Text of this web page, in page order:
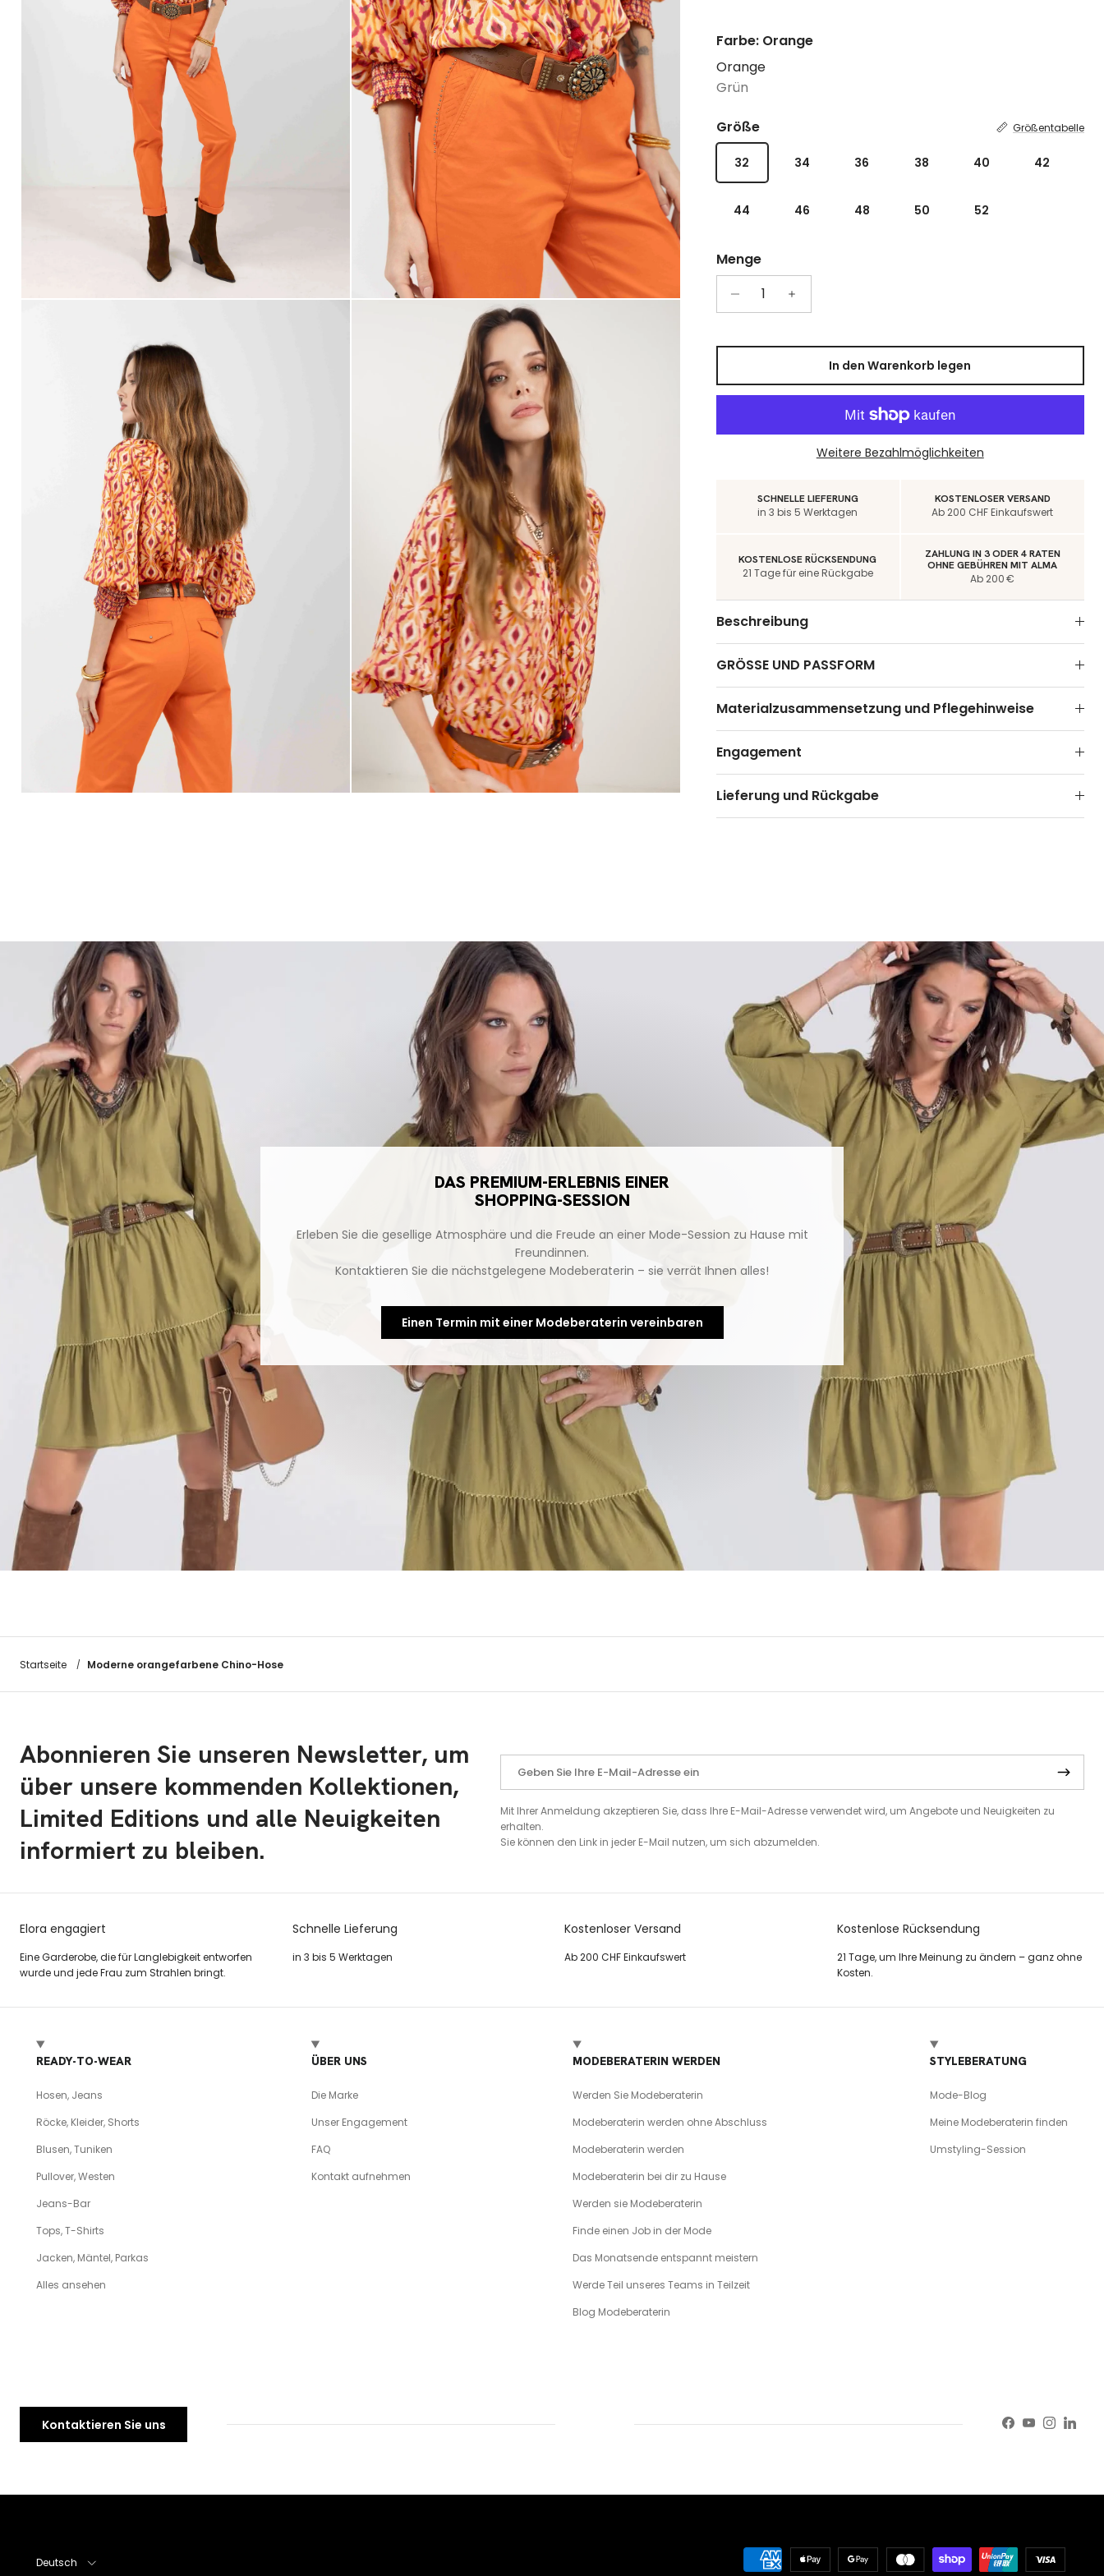
Farbe: Orange
Orange
Grün
Größentabelle
Größe
32 34 36 38 40 42
44 46 48 50 52
Menge
In den Warenkorb legen
Weitere Bezahlmöglichkeiten
SCHNELLE LIEFERUNG
in 3 bis 5 Werktagen
KOSTENLOSER VERSAND
Ab 200 CHF Einkaufswert
KOSTENLOSE RÜCKSENDUNG
21 Tage für eine Rückgabe
ZAHLUNG IN 3 ODER 4 RATEN
OHNE GEBÜHREN MIT ALMA
Ab 200 €
Beschreibung
GRÖSSE UND PASSFORM
Materialzusammensetzung und Pflegehinweise
Engagement
Lieferung und Rückgabe
DAS PREMIUM-ERLEBNIS EINER
SHOPPING-SESSION
Erleben Sie die gesellige Atmosphäre und die Freude an einer Mode-Session zu Hause mit
Freundinnen.
Kontaktieren Sie die nächstgelegene Modeberaterin – sie verrät Ihnen alles!
Einen Termin mit einer Modeberaterin vereinbaren
Startseite / Moderne orangefarbene Chino-Hose
Abonnieren Sie unseren Newsletter, um
über unsere kommenden Kollektionen,
Limited Editions und alle Neuigkeiten
informiert zu bleiben.
Mit Ihrer Anmeldung akzeptieren Sie, dass Ihre E-Mail-Adresse verwendet wird, um Angebote und Neuigkeiten zu
erhalten.
Sie können den Link in jeder E-Mail nutzen, um sich abzumelden.
Elora engagiert
Eine Garderobe, die für Langlebigkeit entworfen
wurde und jede Frau zum Strahlen bringt.
Schnelle Lieferung
in 3 bis 5 Werktagen
Kostenloser Versand
Ab 200 CHF Einkaufswert
Kostenlose Rücksendung
21 Tage, um Ihre Meinung zu ändern – ganz ohne
Kosten.
READY-TO-WEAR
Hosen, Jeans
Röcke, Kleider, Shorts
Blusen, Tuniken
Pullover, Westen
Jeans-Bar
Tops, T-Shirts
Jacken, Mäntel, Parkas
Alles ansehen
ÜBER UNS
Die Marke
Unser Engagement
FAQ
Kontakt aufnehmen
MODEBERATERIN WERDEN
Werden Sie Modeberaterin
Modeberaterin werden ohne Abschluss
Modeberaterin werden
Modeberaterin bei dir zu Hause
Werden sie Modeberaterin
Finde einen Job in der Mode
Das Monatsende entspannt meistern
Werde Teil unseres Teams in Teilzeit
Blog Modeberaterin
STYLEBERATUNG
Mode-Blog
Meine Modeberaterin finden
Umstyling-Session
Kontaktieren Sie uns Facebook
YouTube
Deutsch